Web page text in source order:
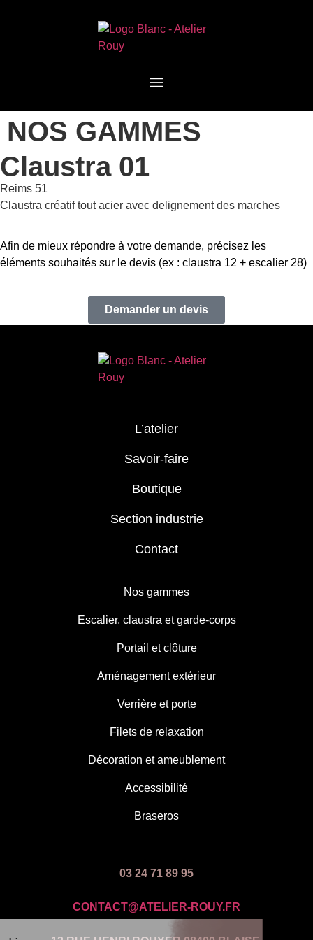
NOS GAMMES
Claustra 01
Reims 51
Claustra créatif tout acier avec delignement des marches
Afin de mieux répondre à votre demande, précisez les
éléments souhaités sur le devis (ex : claustra 12 + escalier 28)
Demander un devis
L’atelier
Savoir-faire
Boutique
Section industrie
Contact
Nos gammes
Escalier, claustra et garde-corps
Portail et clôture
Aménagement extérieur
Verrière et porte
Filets de relaxation
Décoration et ameublement
Accessibilité
Braseros
03 24 71 89 95
CONTACT@ATELIER-ROUY.FR